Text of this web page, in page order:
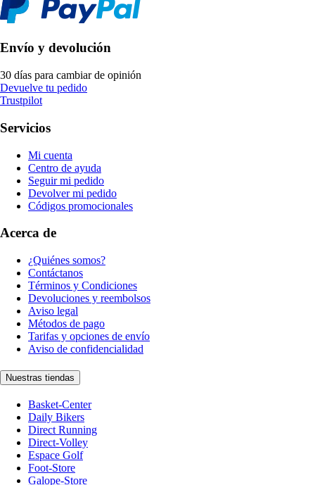
Envío y devolución
30 días para cambiar de opinión
Devuelve tu pedido
Trustpilot
Servicios
Mi cuenta
Centro de ayuda
Seguir mi pedido
Devolver mi pedido
Códigos promocionales
Acerca de
¿Quiénes somos?
Contáctanos
Términos y Condiciones
Devoluciones y reembolsos
Aviso legal
Métodos de pago
Tarifas y opciones de envío
Aviso de confidencialidad
Nuestras tiendas
Basket-Center
Daily Bikers
Direct Running
Direct-Volley
Espace Golf
Foot-Store
Galope-Store